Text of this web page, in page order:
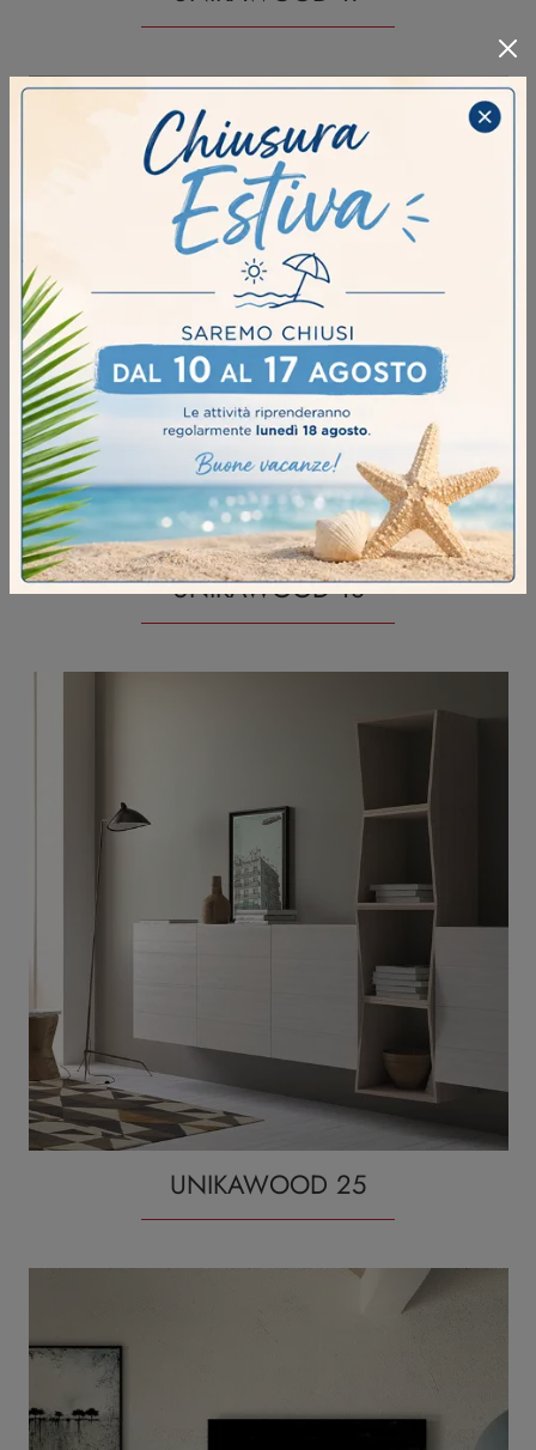
UNIKAWOOD 18
UNIKAWOOD 25